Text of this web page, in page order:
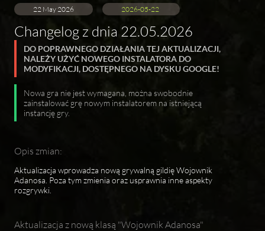
22 May 2026 2026-05-22
Changelog z dnia 22.05.2026
DO POPRAWNEGO DZIAŁANIA TEJ AKTUALIZACJI,
NALEŻY UŻYĆ NOWEGO INSTALATORA DO
MODYFIKACJI, DOSTĘPNEGO NA DYSKU GOOGLE!
Nowa gra nie jest wymagana, można swobodnie
zainstalować grę nowym instalatorem na istniejącą
instancję gry.
Opis zmian:
Aktualizacja wprowadza nową grywalną gildię Wojownik
Adanosa. Poza tym zmienia oraz usprawnia inne aspekty
rozgrywki.
Aktualizacja z nową klasą "Wojownik Adanosa"